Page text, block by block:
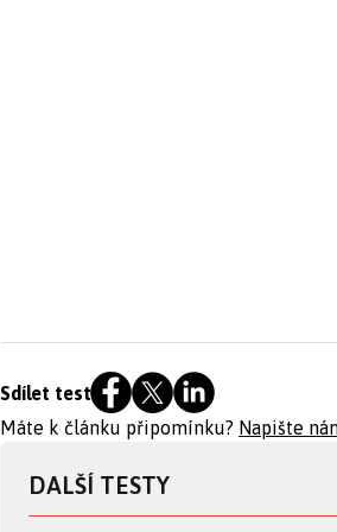
Sdílet test
Máte k článku připomínku? Napište
DALŠÍ TESTY